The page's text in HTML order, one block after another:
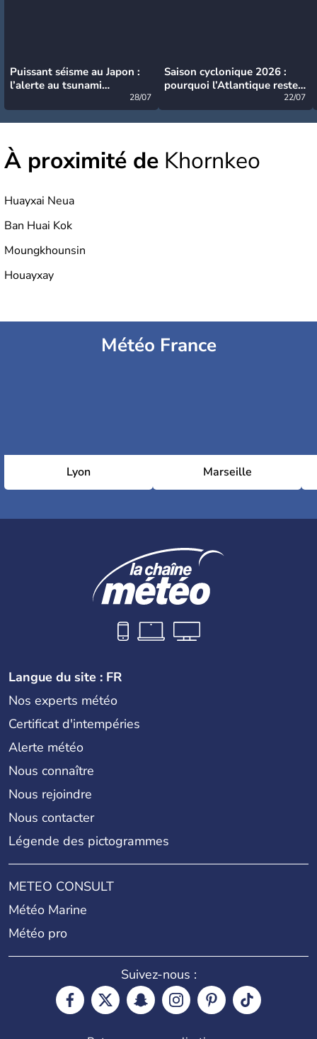
Puissant séisme au Japon :
l’alerte au tsunami
28/07
Saison cyclonique 2026 :
pourquoi l’Atlantique reste
22/07
À proximité de Khornkeo
Huayxai Neua
Ban Huai Kok
Moungkhounsin
Houayxay
Météo France
Lyon Marseille
Langue du site : FR
Nos experts météo
Certificat d'intempéries
Alerte météo
Nous connaître
Nous rejoindre
Nous contacter
Légende des pictogrammes
METEO CONSULT
Météo Marine
Météo pro
Suivez-nous :